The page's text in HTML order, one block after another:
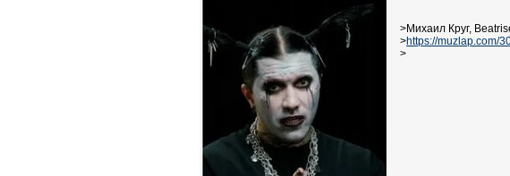
>Михаил Круг,
>https://muzlap.com/
>